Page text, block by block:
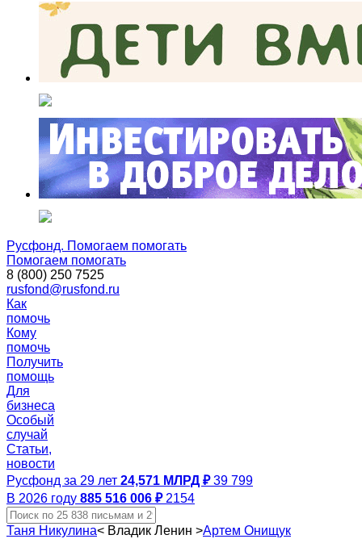
Русфонд. Помогаем помогать
Помогаем помогать
8 (800) 250 7525
rusfond@rusfond.ru
Как
помочь
Кому
помочь
Получить
помощь
Для
бизнеса
Особый
случай
Статьи,
новости
Русфонд за 29 лет 24,571 МЛРД ₽ 39 799
В 2026 году 885 516 006 ₽ 2154
Таня Никулина< Владик Ленин >Артем Онищук